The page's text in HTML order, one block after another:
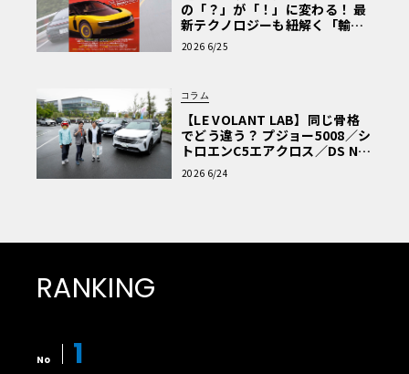
の「？」が「！」に変わる！ 最
新テクノロジーも紐解く「輸入
車Q&A」
2026 6/25
コラム
【LE VOLANT LAB】同じ骨格
でどう違う？ プジョー5008／シ
トロエンC5エアクロス／DS Nº4
読者一気乗りレポート
2026 6/24
RANKING
No 1